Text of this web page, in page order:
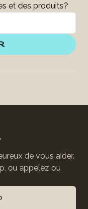
et des produits?
de vous aider.
ou appelez ou